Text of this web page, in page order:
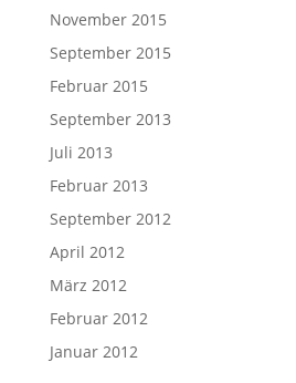
November 2015
September 2015
Februar 2015
September 2013
Juli 2013
Februar 2013
September 2012
April 2012
März 2012
Februar 2012
Januar 2012